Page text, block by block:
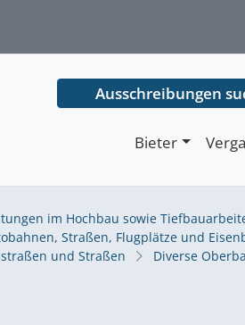
Ausschreibungen
Bieter
im Hochbau sowie
Straßen, Flugplätze und
und Straßen
Diverse